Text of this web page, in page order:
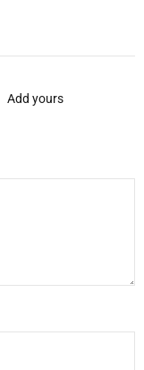
Add yours